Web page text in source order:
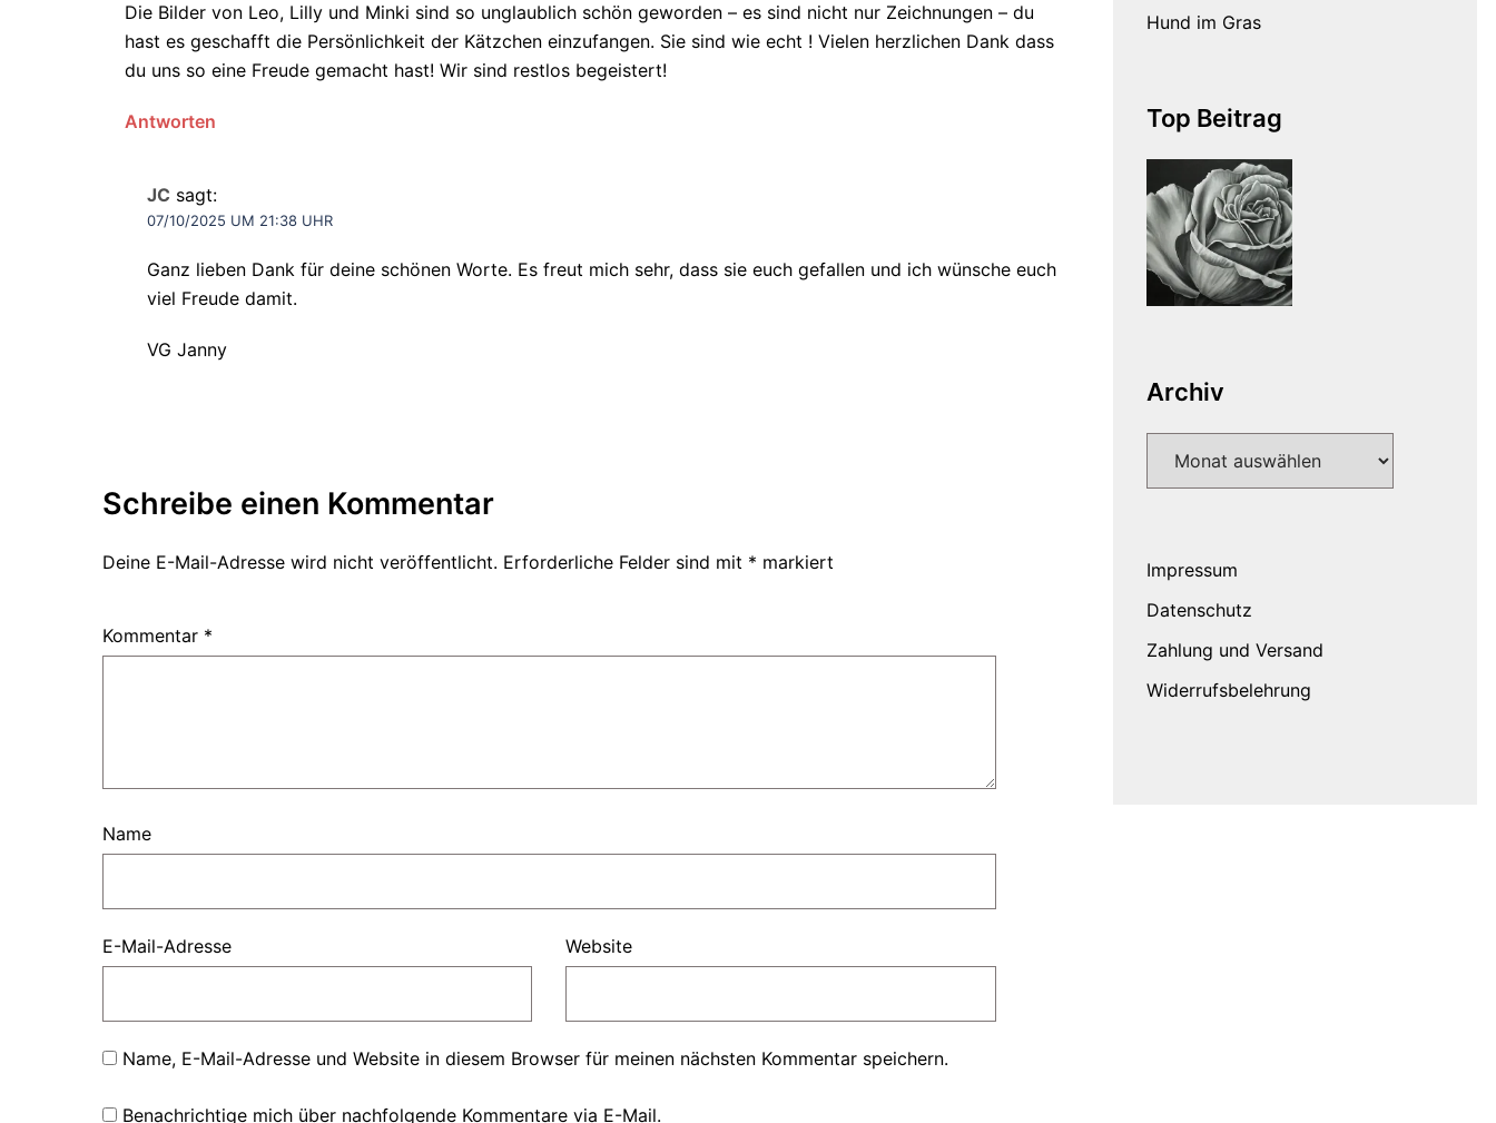
Die Bilder von Leo, Lilly und Minki sind so unglaublich schön geworden – es sind nicht nur Zeichnungen – du
hast es geschafft die Persönlichkeit der Kätzchen einzufangen. Sie sind wie echt ! Vielen herzlichen Dank dass
du uns so eine Freude gemacht hast! Wir sind restlos begeistert!
Antworten
JC sagt:
07/10/2025 UM 21:38 UHR
Ganz lieben Dank für deine schönen Worte. Es freut mich sehr, dass sie euch gefallen und ich wünsche euch
viel Freude damit.
VG Janny
Schreibe einen Kommentar
Deine E-Mail-Adresse wird nicht veröffentlicht. Erforderliche Felder sind mit * markiert
Kommentar *
Name
E-Mail-Adresse Website
Name, E-Mail-Adresse und Website in diesem Browser für meinen nächsten Kommentar speichern.
Benachrichtige mich über nachfolgende Kommentare via E-Mail.
Hund im Gras
Top Beitrag
Archiv
Impressum
Datenschutz
Zahlung und Versand
Widerrufsbelehrung